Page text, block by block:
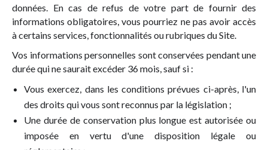
données. En cas de refus de votre part de fournir des
informations obligatoires, vous pourriez ne pas avoir accès
à certains services, fonctionnalités ou rubriques du Site.
Vos informations personnelles sont conservées pendant une
durée qui ne saurait excéder 36 mois, sauf si :
Vous exercez, dans les conditions prévues ci-après, l'un
des droits qui vous sont reconnus par la législation ;
Une durée de conservation plus longue est autorisée ou
imposée en vertu d'une disposition légale ou